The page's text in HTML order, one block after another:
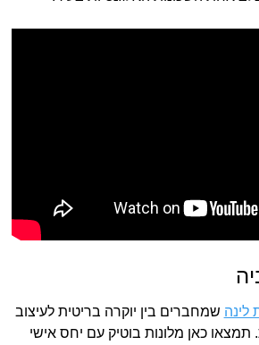
לינה שמחברים בין יוקרה בריטית לעיצוב
תמצאו כאן מלונות בוטיק עם יחס אישי